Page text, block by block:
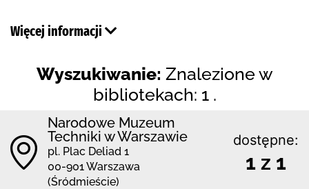
Więcej informacji
Wyszukiwanie: Znalezione w
bibliotekach: 1 .
Narodowe Muzeum
Techniki w Warszawie
pl. Plac Deliad 1
00-901 Warszawa
(Śródmieście)
dostępne:
1 z 1